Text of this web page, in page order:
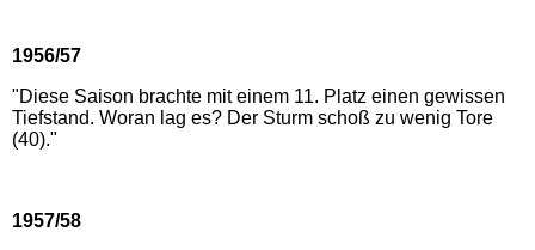
1956/57
"Diese Saison brachte mit einem 11. Platz einen gewissen
Tiefstand. Woran lag es? Der Sturm schoß zu wenig Tore
(40)."
1957/58